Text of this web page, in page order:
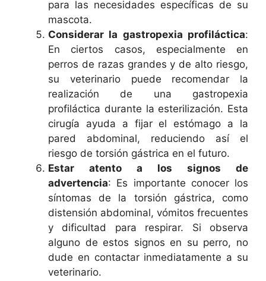
para las necesidades específicas de su
mascota.
Considerar la gastropexia profiláctica:
En ciertos casos, especialmente en
perros de razas grandes y de alto riesgo,
su veterinario puede recomendar la
realización de una gastropexia
profiláctica durante la esterilización. Esta
cirugía ayuda a fijar el estómago a la
pared abdominal, reduciendo así el
riesgo de torsión gástrica en el futuro.
Estar atento a los signos de
advertencia: Es importante conocer los
síntomas de la torsión gástrica, como
distensión abdominal, vómitos frecuentes
y dificultad para respirar. Si observa
alguno de estos signos en su perro, no
dude en contactar inmediatamente a su
veterinario.